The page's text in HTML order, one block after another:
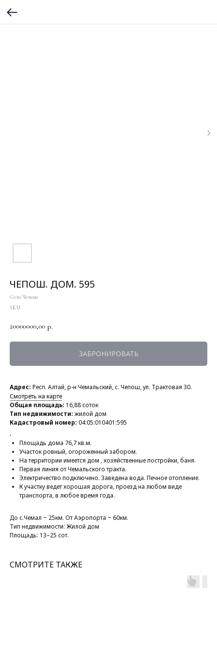
ЧЕПОШ. ДОМ. 595
Село Чепош
SKU:
20000000,00 р.
ЗАБРОНИРОВАТЬ
Адрес: Респ. Алтай, р-н Чемальский, с. Чепош, ул. Трактовая 30.
Смотреть на карте
Общая площадь: 16,88 соток
Тип недвижимости: жилой дом
Кадастровый номер: 04:05:010401:595
.
Площадь дома 76,7 кв.м.
Участок ровный, огороженный забором.
На территории имеется дом , хозяйственные постройки, баня.
Первая линия от Чемальского тракта.
Электричество подключено. Заведена вода. Печное отопление.
К участку ведет хорошая дорога, проезд на любом виде
транспорта, в любое время года.
До с.Чемал ~ 25км. От Аэропорта ~ 60км.
Тип недвижимости: Жилой дом
Площадь: 13–25 сот.
СМОТРИТЕ ТАКЖЕ